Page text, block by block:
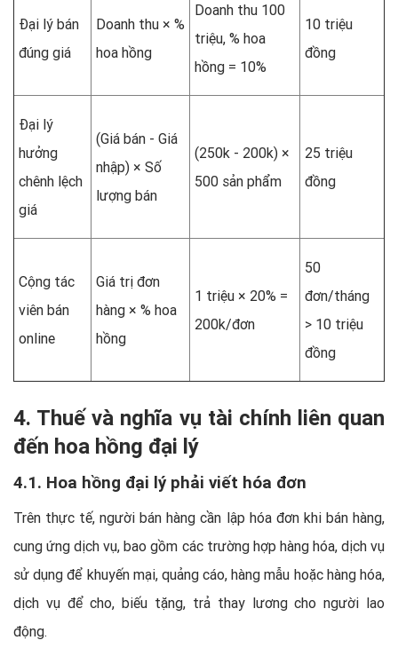
Đại lý bán
đúng giá
Doanh thu × %
hoa hồng
Doanh thu 100
triệu, % hoa
hồng = 10%
10 triệu
đồng
Đại lý
hưởng
chênh lệch
giá
(Giá bán - Giá
nhập) × Số
lượng bán
(250k - 200k) ×
500 sản phẩm
25 triệu
đồng
Cộng tác
viên bán
online
Giá trị đơn
hàng × % hoa
hồng
1 triệu × 20% =
200k/đơn
50
đơn/tháng
> 10 triệu
đồng
4. Thuế và nghĩa vụ tài chính liên quan
đến hoa hồng đại lý
4.1. Hoa hồng đại lý phải viết hóa đơn
Trên thực tế, người bán hàng cần lập hóa đơn khi bán hàng,
cung ứng dịch vụ, bao gồm các trường hợp hàng hóa, dịch vụ
sử dụng để khuyến mại, quảng cáo, hàng mẫu hoặc hàng hóa,
dịch vụ để cho, biếu tặng, trả thay lương cho người lao
động.